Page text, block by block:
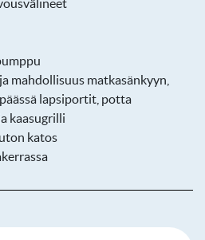
mahdollisuus matkasänkyyn,
lapsiportit, potta
kaasugrilli
katos